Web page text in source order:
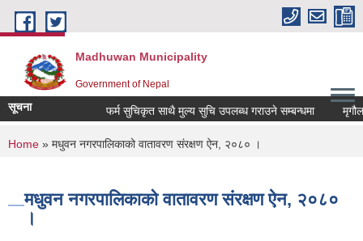
Skip to main content
Madhuwan Municipality
Government of Nepal
सूचना फर्म सुचिकृत साथै मुल्य सुचि उपलब्ध गराउने सम्बन्धमा
You are here
Home » मधुवन नगरपालिकाको वातावरण संरक्षण ऐन, २०८० ।
मधुवन नगरपालिकाको वातावरण संरक्षण ऐन, २०८०
।